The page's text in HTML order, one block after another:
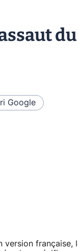
Google
version